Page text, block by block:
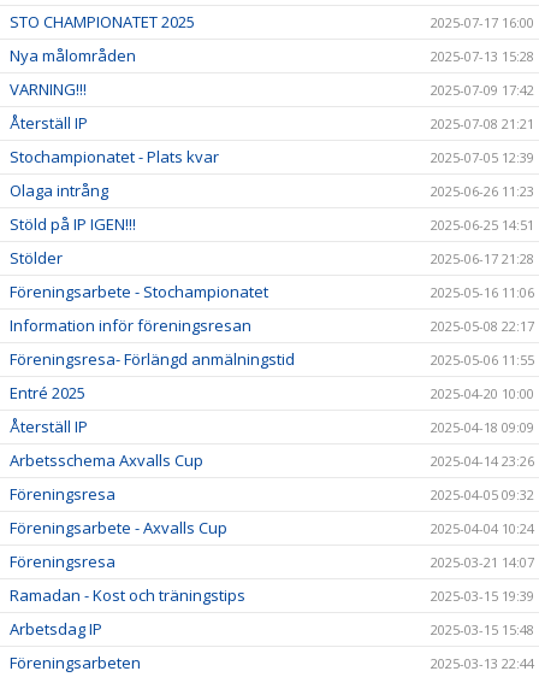
STO CHAMPIONATET 2025 2025-07-17 16:00
Nya målområden 2025-07-13 15:28
VARNING!!! 2025-07-09 17:42
Återställ IP 2025-07-08 21:21
Stochampionatet - Plats kvar 2025-07-05 12:39
Olaga intrång 2025-06-26 11:23
Stöld på IP IGEN!!! 2025-06-25 14:51
Stölder 2025-06-17 21:28
Föreningsarbete - Stochampionatet 2025-05-16 11:06
Information inför föreningsresan 2025-05-08 22:17
Föreningsresa- Förlängd anmälningstid 2025-05-06 11:55
Entré 2025 2025-04-20 10:00
Återställ IP 2025-04-18 09:09
Arbetsschema Axvalls Cup 2025-04-14 23:26
Föreningsresa 2025-04-05 09:32
Föreningsarbete - Axvalls Cup 2025-04-04 10:24
Föreningsresa 2025-03-21 14:07
Ramadan - Kost och träningstips 2025-03-15 19:39
Arbetsdag IP 2025-03-15 15:48
Föreningsarbeten 2025-03-13 22:44